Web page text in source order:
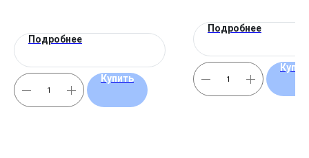
Подробнее
Купить
Подробнее